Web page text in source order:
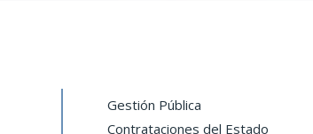
Gestión Pública
Contrataciones del Estado